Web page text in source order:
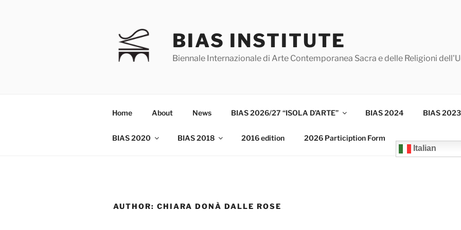
BIAS INSTITUTE
Biennale Internazionale di Arte Contemporanea Sacra e delle Religioni
Home About News BIAS 2026/27 “ISOLA D’ARTE” BIAS 2024 BIAS 2023
BIAS 2020 BIAS 2018 2016 edition
2026 Particiption Form
Italian
AUTHOR: CHIARA DONÀ DALLE ROSE